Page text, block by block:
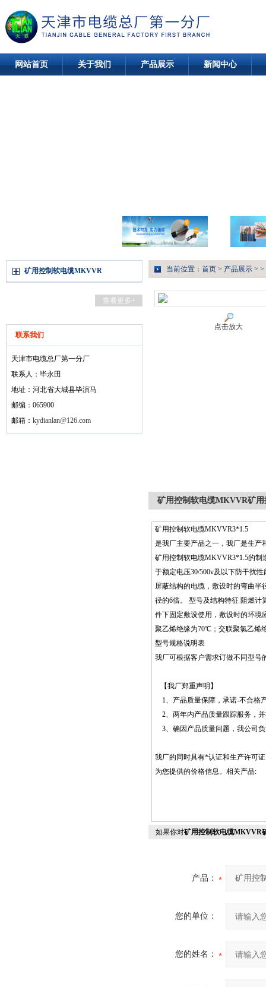
网站首页 关于我们 产品展示 新闻中心
矿用控制软电缆MKVVR
查看更多+
联系我们
天津市电缆总厂第一分厂
联系人：毕永田
地址：河北省大城县毕演马
邮编：065900
邮箱： kydianlan@126.com
当前位置： 首页 > 产品展示 > >
点击放大
矿用控制软电缆MKVVR矿
矿用控制软电缆MKVVR3*1.5
是我厂主要产品之一，我厂是生产
矿用控制软电缆MKVVR3*1.5的制
于额定电压30/500v及以下防干扰
屏蔽结构的电缆，敷设时的弯曲半
径的6倍。 型号及结构特征 阻燃
件下固定敷设使用，敷设时的环
聚乙烯绝缘为70℃；交联聚氯乙烯
型号规格说明表
我厂可根据客户需求订做不同型号
【我厂郑重声明】
1、产品质量保障，承诺-不合格
2、两年内产品质量跟踪服务，
3、确因产品质量问题，我公司
我厂的同时具有*认证和生产许可
为您提供的价格
如果你对矿用控制软电缆MKVVR
产品：
您的单位：
您的姓名：